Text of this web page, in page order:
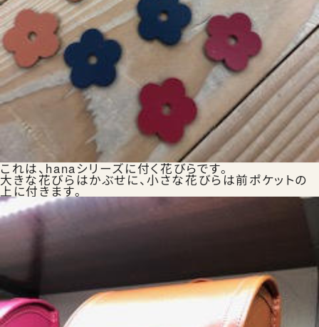
お問合せ
公式SNS
InstagramFacebook
カタログ請求
これは、hanaシリーズに付く花びらです。
大きな花びらはかぶせに、小さな花びらは前ポケットの
上に付きます。